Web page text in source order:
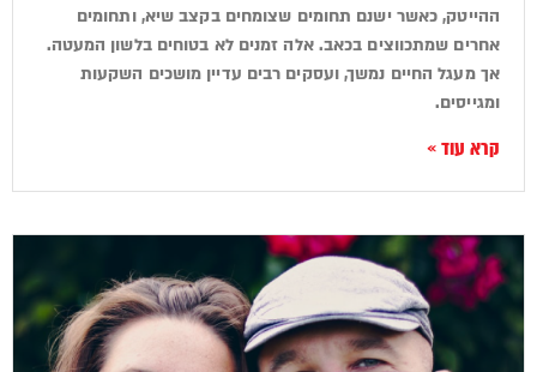
ההייטק, כאשר ישנם תחומים שצומחים בקצב שיא, ותחומים
אחרים שמתכווצים בכאב. אלה זמנים לא בטוחים בלשון המעטה.
אך מעגל החיים נמשך, ועסקים רבים עדיין מושכים השקעות
ומגייסים.
קרא עוד »